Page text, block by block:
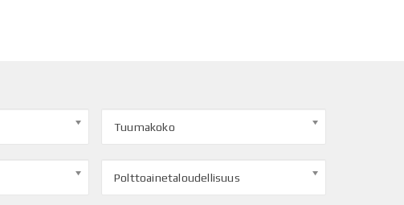
Tuumakoko
Polttoainetaloudellisuus